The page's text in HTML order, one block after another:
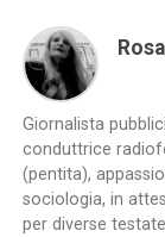
Giornalista
conduttrice
(pentita),
sociologia, in
per diverse